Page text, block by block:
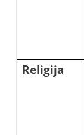
Religija